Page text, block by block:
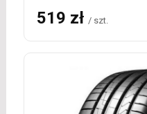
519 zł / szt.